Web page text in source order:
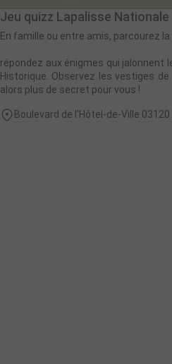
Jeu quizz Lapalisse Nationale
En famille ou entre amis, parcourez
répondez aux énigmes qui jalonnent
Historique. Observez les vestiges
alors plus de secret pour vous !
Boulevard de l'Hôtel-de-Ville